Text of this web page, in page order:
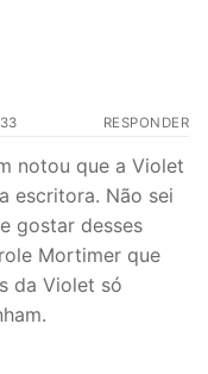
RESPONDER
notou que a Violet
escritora. Não sei
gostar desses
Mortimer que
da Violet só